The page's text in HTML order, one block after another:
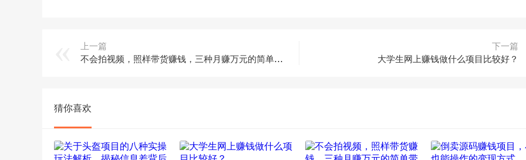
上一篇
不会拍视频，照样带货赚钱，三种月赚万元的简单带货方法
下一篇
大学生网上赚钱做什么项目比较好？
猜你喜欢